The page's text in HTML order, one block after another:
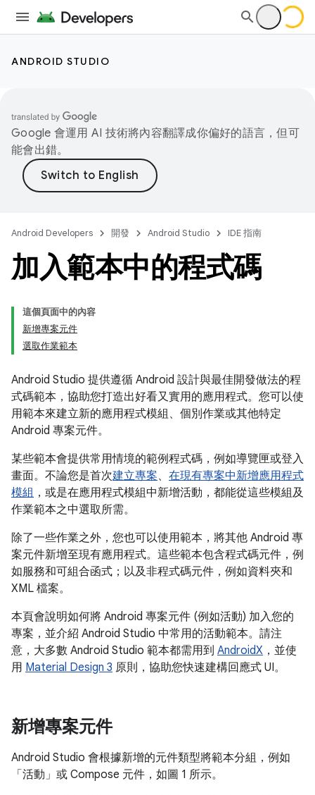
ANDROID STUDIO
Google 會運用 AI 技術將內容翻譯成你偏好的語言，但可
能會出錯。
Android Developers 開發 Android Studio IDE 指南
加入範本中的程式碼
這個頁面中的內容
新增專案元件
選取作業範本
Android Studio 提供遵循 Android 設計與最佳開發做法的程
式碼範本，協助您打造出好看又實用的應用程式。您可以使
用範本來建立新的應用程式模組、個別作業或其他特定
Android 專案元件。
某些範本會提供常用情境的範例程式碼，例如導覽匣或登入
畫面。不論您是首次建立專案、 在現有專案中新增應用程式
模組 ，或是在應用程式模組中新增活動，都能從這些模組及
作業範本之中選取所需。
除了一些作業之外，您也可以使用範本，將其他 Android 專
案元件新增至現有應用程式。這些範本包含程式碼元件，例
如服務和可組合函式；以及非程式碼元件，例如資料夾和
XML 檔案。
本頁會說明如何將 Android 專案元件 (例如活動) 加入您的
專案，並介紹 Android Studio 中常用的活動範本。請注
意，大多數 Android Studio 範本都需用到 AndroidX ，並使
用 Material Design 3 原則，協助您快速建構回應式 UI。
新增專案元件
Android Studio 會根據新增的元件類型將範本分組，例如
「活動」 或 Compose 元件，如圖 1 所示。